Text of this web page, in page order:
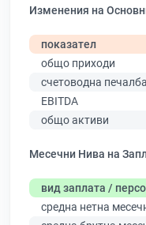
Изменения на
показател
общо приходи
счетоводна печалба
EBITDA
общо активи
Месечни Нива на
вид заплата /
средна нетна